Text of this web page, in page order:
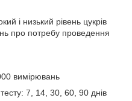
і низький рівень цукрів
про потребу проведення
вимірювань
7, 14, 30, 60, 90 днів